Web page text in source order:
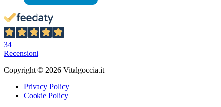
34
Recensioni
Copyright © 2026 Vitalgoccia.it
Privacy Policy
Cookie Policy